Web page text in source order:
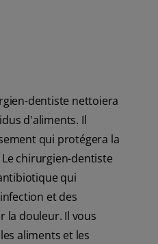
dentiste nettoiera
d'aliments. Il
qui protégera la
chirurgien-dentiste
qui
et des
la douleur. Il vous
aliments et les